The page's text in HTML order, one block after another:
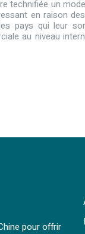
technifiée un
en raison
pays qui leur
au niveau
pour offrir